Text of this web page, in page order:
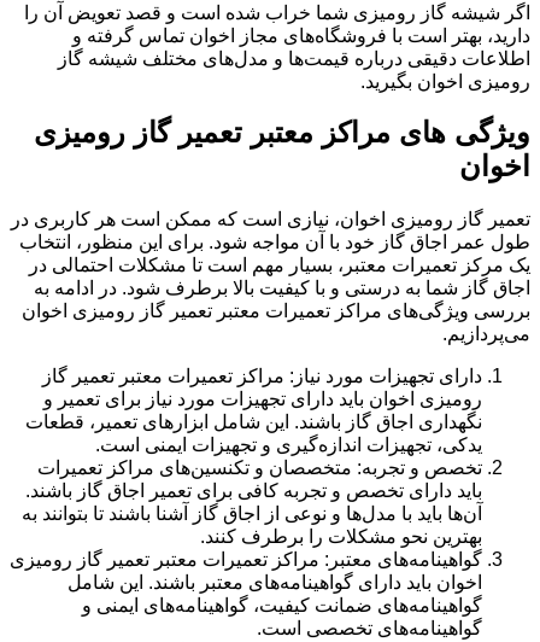
اگر شیشه گاز رومیزی شما خراب شده است و قصد تعویض آن را
دارید، بهتر است با فروشگاه‌های مجاز اخوان تماس گرفته و
اطلاعات دقیقی درباره قیمت‌ها و مدل‌های مختلف شیشه گاز
رومیزی اخوان بگیرید.
ویژگی های مراکز معتبر تعمیر گاز رومیزی
اخوان
تعمیر گاز رومیزی اخوان، نیازی است که ممکن است هر کاربری در
طول عمر اجاق گاز خود با آن مواجه شود. برای این منظور، انتخاب
یک مرکز تعمیرات معتبر، بسیار مهم است تا مشکلات احتمالی در
اجاق گاز شما به درستی و با کیفیت بالا برطرف شود. در ادامه به
بررسی ویژگی‌های مراکز تعمیرات معتبر تعمیر گاز رومیزی اخوان
می‌پردازیم.
دارای تجهیزات مورد نیاز: مراکز تعمیرات معتبر تعمیر گاز
رومیزی اخوان باید دارای تجهیزات مورد نیاز برای تعمیر و
نگهداری اجاق گاز باشند. این شامل ابزارهای تعمیر، قطعات
یدکی، تجهیزات اندازه‌گیری و تجهیزات ایمنی است.
تخصص و تجربه: متخصصان و تکنسین‌های مراکز تعمیرات
باید دارای تخصص و تجربه کافی برای تعمیر اجاق گاز باشند.
آن‌ها باید با مدل‌ها و نوعی از اجاق گاز آشنا باشند تا بتوانند به
بهترین نحو مشکلات را برطرف کنند.
گواهینامه‌های معتبر: مراکز تعمیرات معتبر تعمیر گاز رومیزی
اخوان باید دارای گواهینامه‌های معتبر باشند. این شامل
گواهینامه‌های ضمانت کیفیت، گواهینامه‌های ایمنی و
گواهینامه‌های تخصصی است.